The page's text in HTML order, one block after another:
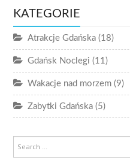
KATEGORIE
Atrakcje Gdańska (18)
Gdańsk Noclegi (11)
Wakacje nad morzem (9)
Zabytki Gdańska (5)